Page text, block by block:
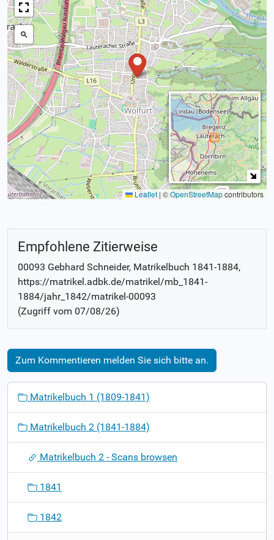
Leaflet | ©OpenStreetMapcontributors
Empfohlene Zitierweise
00093 Gebhard Schneider, Matrikelbuch 1841-1884,
https://matrikel.adbk.de/matrikel/mb_1841-
1884/jahr_1842/matrikel-00093
(Zugriff vom 07/08/26)
Zum Kommentieren melden Sie sich bitte an.
o
Matrikelbuch 1 (1809-1841)
Matrikelbuch 2 (1841-1884)
Matrikelbuch 2 - Scans browsen
1841
1842